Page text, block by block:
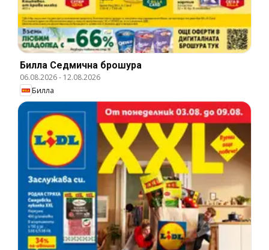
Билла Cедмична брошура
06.08.2026- 12.08.2026
Билла